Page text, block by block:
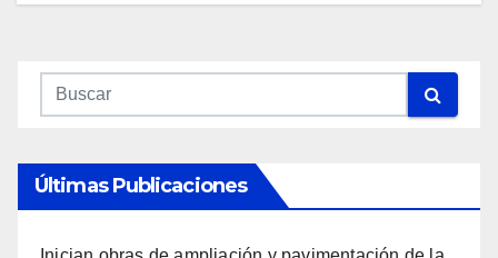
Últimas Publicaciones